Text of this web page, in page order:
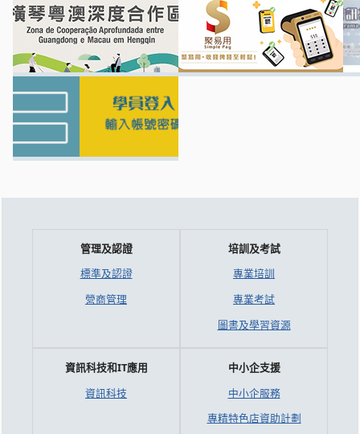
管理及認證
標準及認證
營商管理
培訓及考試
專業培訓
專業考試
圖書及學習資源
資訊科技和IT應用
資訊科技
中小企支援
中小企服務
專精特色店資助計劃